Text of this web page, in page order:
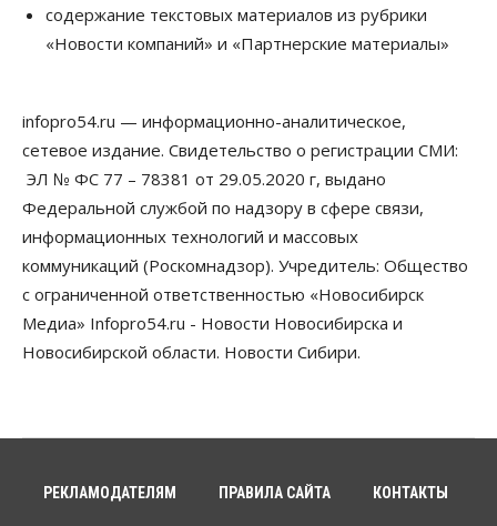
Бизнес Недвижимость
Застройщики Новосибирска
доплатили налоги на сумму почти 700 млн рублей
Бизнес Власть
погасить долги на два миллиарда
05 Августа 2026, 19:00
Власть Отставки И Назначения
Министра транспорта Новосибирской области
будут согласовывать в Москве
05 Августа 2026, 18:30
Власть Город
В мэрии Новосибирска объяснили ситуацию с
получают до 20% топлива, прописанного в
контрактах
содержание текстовых материалов из рубрики
«Новости компаний» и «Партнерские материалы»
infopro54.ru — информационно-аналитическое,
сетевое издание. Свидетельство о регистрации СМИ:
ЭЛ № ФС 77 – 78381 от 29.05.2020 г, выдано
Федеральной службой по надзору в сфере связи,
информационных технологий и массовых
коммуникаций (Роскомнадзор). Учредитель: Общество
с ограниченной ответственностью «Новосибирск
Медиа» Infopro54.ru - Новости Новосибирска и
Новосибирской области. Новости Сибири.
РЕКЛАМОДАТЕЛЯМ ПРАВИЛА САЙТА КОНТАКТЫ